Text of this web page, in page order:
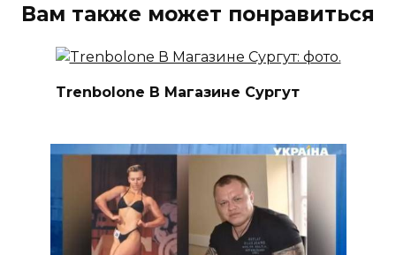
Вам также может понравиться
Trenbolone В Магазине Сургут